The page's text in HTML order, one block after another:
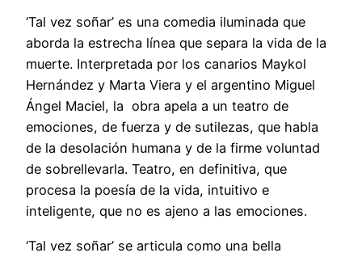
‘Tal vez soñar’ es una comedia iluminada que
aborda la estrecha línea que separa la vida de la
muerte. Interpretada por los canarios Maykol
Hernández y Marta Viera y el argentino Miguel
Ángel Maciel, la obra apela a un teatro de
emociones, de fuerza y de sutilezas, que habla
de la desolación humana y de la firme voluntad
de sobrellevarla. Teatro, en definitiva, que
procesa la poesía de la vida, intuitivo e
inteligente, que no es ajeno a las emociones.
‘Tal vez soñar’ se articula como una bella